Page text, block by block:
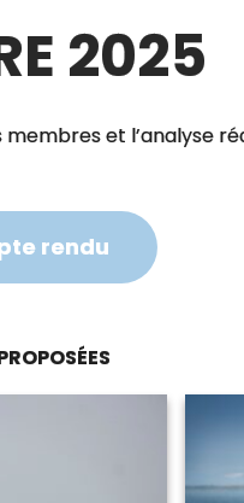
2025
et l’analyse
rendu